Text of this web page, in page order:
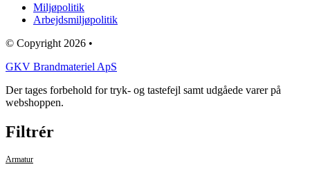
Miljøpolitik
Arbejdsmiljøpolitik
© Copyright 2026 •
GKV Brandmateriel ApS
Der tages forbehold for tryk- og tastefejl samt udgåede varer på
webshoppen.
Filtrér
Armatur